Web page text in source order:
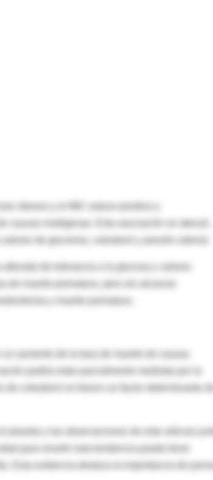
causas endógenas. Esta asociación se atenuó,
de glucemia, colesterol y presión arterial.
de muerte prematura, pero sin alcanzar
y muerte prematura.
podría estar parcialmente mediada por la
colesterol no fueron un factor determinante de
planeta y las observaciones de este artículo
para revertir esta tendencia puede tener
Esta evidencia destaca la importancia de